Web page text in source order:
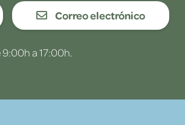
Correo electrónico
a 17:00h.